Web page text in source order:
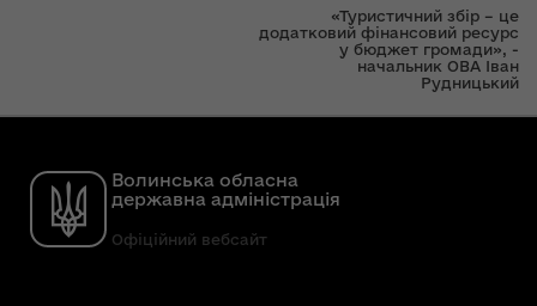
«Туристичний збір – це
додатковий фінансовий ресурс
у бюджет громади», -
начальник ОВА Іван
Рудницький
Волинська обласна
державна адміністрація
Офіційний вебсайт